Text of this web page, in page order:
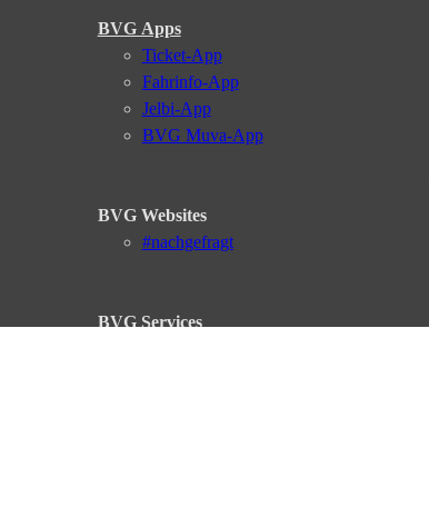
BVG Apps
Ticket-App
Fahrinfo-App
Jelbi-App
BVG Muva-App
BVG Websites
#nachgefragt
BVG Services